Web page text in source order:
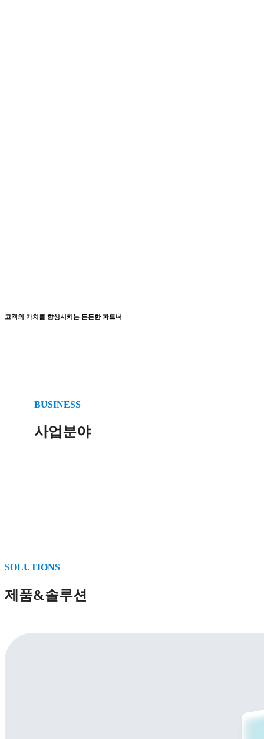
고객의 가치를 향상시키는 든든한 파트너
BUSINESS
사업분야
SOLUTIONS
제품&솔루션